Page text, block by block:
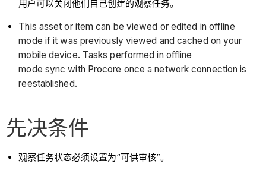
用户可以关闭他们自己创建的观察任务。
This asset or item can be viewed or edited in offline
mode if it was previously viewed and cached on your
mobile device. Tasks performed in offline
mode sync with Procore once a network connection is
reestablished.
先决条件
观察任务状态必须设置为“可供审核”。